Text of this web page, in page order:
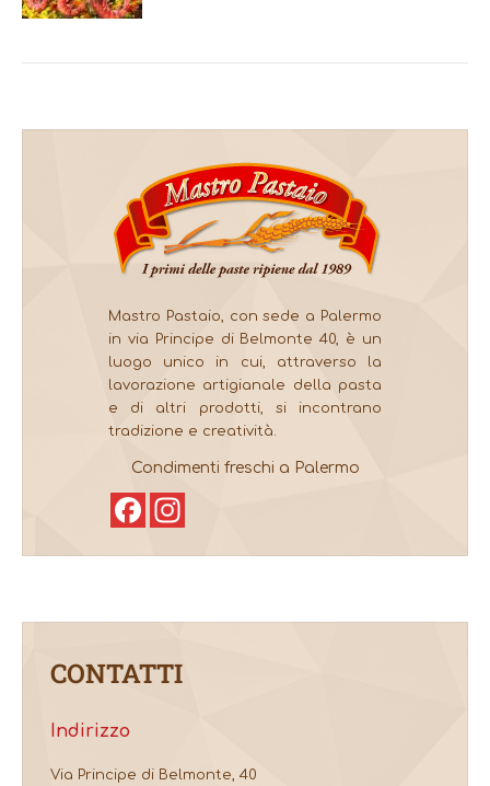
Mastro Pastaio, con sede a Palermo
in via Principe di Belmonte 40, è un
luogo unico in cui, attraverso la
lavorazione artigianale della pasta
e di altri prodotti, si incontrano
tradizione e creatività.
Condimenti freschi a Palermo
Facebook
CONTATTI
Indirizzo
Via Principe di Belmonte, 40